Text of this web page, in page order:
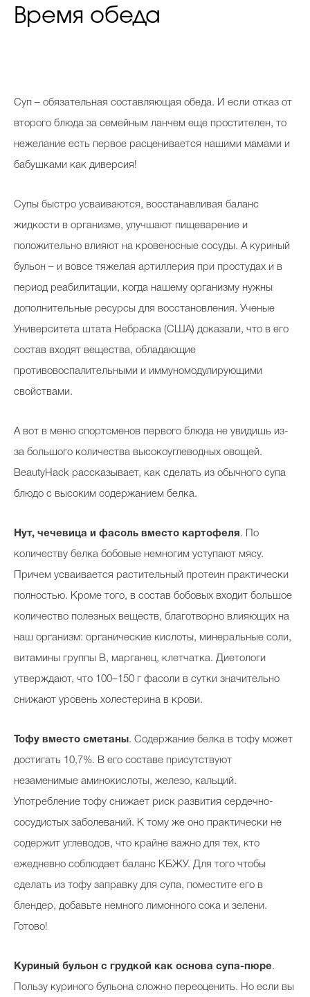
Время обеда
Суп – обязательная составляющая обеда. И если отказ от
второго блюда за семейным ланчем еще простителен, то
нежелание есть первое расценивается нашими мамами и
бабушками как диверсия!
Супы быстро усваиваются, восстанавливая баланс
жидкости в организме, улучшают пищеварение и
положительно влияют на кровеносные сосуды. А куриный
бульон – и вовсе тяжелая артиллерия при простудах и в
период реабилитации, когда нашему организму нужны
дополнительные ресурсы для восстановления. Ученые
Университета штата Небраска (США) доказали, что в его
состав входят вещества, обладающие
противовоспалительными и иммуномодулирующими
свойствами.
А вот в меню спортсменов первого блюда не увидишь из-
за большого количества высокоуглеводных овощей.
BeautyHack рассказывает, как сделать из обычного супа
блюдо с высоким содержанием белка.
Нут, чечевица и фасоль вместо картофеля. По
количеству белка бобовые немногим уступают мясу.
Причем усваивается растительный протеин практически
полностью. Кроме того, в состав бобовых входит большое
количество полезных веществ, благотворно влияющих на
наш организм: органические кислоты, минеральные соли,
витамины группы В, марганец, клетчатка. Диетологи
утверждают, что 100–150 г фасоли в сутки значительно
снижают уровень холестерина в крови.
Тофу вместо сметаны. Содержание белка в тофу может
достигать 10,7%. В его составе присутствуют
незаменимые аминокислоты, железо, кальций.
Употребление тофу снижает риск развития сердечно-
сосудистых заболеваний. К тому же оно практически не
содержит углеводов, что крайне важно для тех, кто
ежедневно соблюдает баланс КБЖУ. Для того чтобы
сделать из тофу заправку для супа, поместите его в
блендер, добавьте немного лимонного сока и зелени.
Готово!
Куриный бульон с грудкой как основа супа-пюре.
Пользу куриного бульона сложно переоценить. Но если вы